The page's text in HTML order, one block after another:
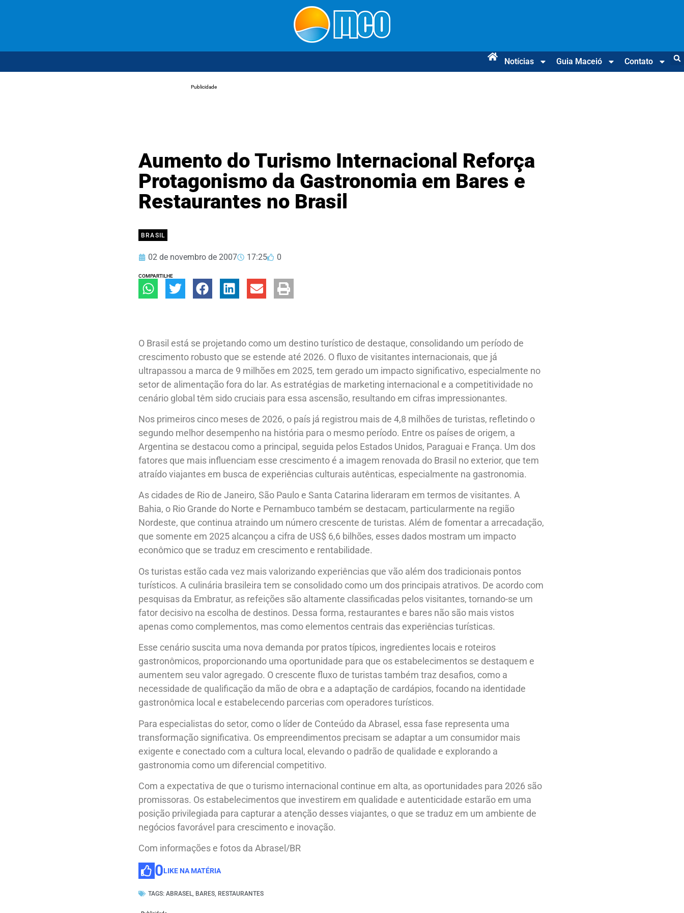
Notícias Guia Maceió Contato
Publicidade
Aumento do Turismo Internacional Reforça
Protagonismo da Gastronomia em Bares e
Restaurantes no Brasil
BRASIL
02 de novembro de 2007 17:25 0
COMPARTILHE
O Brasil está se projetando como um destino turístico de destaque, consolidando um período de
crescimento robusto que se estende até 2026. O fluxo de visitantes internacionais, que já
ultrapassou a marca de 9 milhões em 2025, tem gerado um impacto significativo, especialmente no
setor de alimentação fora do lar. As estratégias de marketing internacional e a competitividade no
cenário global têm sido cruciais para essa ascensão, resultando em cifras impressionantes.
Nos primeiros cinco meses de 2026, o país já registrou mais de 4,8 milhões de turistas, refletindo o
segundo melhor desempenho na história para o mesmo período. Entre os países de origem, a
Argentina se destacou como a principal, seguida pelos Estados Unidos, Paraguai e França. Um dos
fatores que mais influenciam esse crescimento é a imagem renovada do Brasil no exterior, que tem
atraído viajantes em busca de experiências culturais autênticas, especialmente na gastronomia.
As cidades de Rio de Janeiro, São Paulo e Santa Catarina lideraram em termos de visitantes. A
Bahia, o Rio Grande do Norte e Pernambuco também se destacam, particularmente na região
Nordeste, que continua atraindo um número crescente de turistas. Além de fomentar a arrecadação,
que somente em 2025 alcançou a cifra de US$ 6,6 bilhões, esses dados mostram um impacto
econômico que se traduz em crescimento e rentabilidade.
Os turistas estão cada vez mais valorizando experiências que vão além dos tradicionais pontos
turísticos. A culinária brasileira tem se consolidado como um dos principais atrativos. De acordo com
pesquisas da Embratur, as refeições são altamente classificadas pelos visitantes, tornando-se um
fator decisivo na escolha de destinos. Dessa forma, restaurantes e bares não são mais vistos
apenas como complementos, mas como elementos centrais das experiências turísticas.
Esse cenário suscita uma nova demanda por pratos típicos, ingredientes locais e roteiros
gastronômicos, proporcionando uma oportunidade para que os estabelecimentos se destaquem e
aumentem seu valor agregado. O crescente fluxo de turistas também traz desafios, como a
necessidade de qualificação da mão de obra e a adaptação de cardápios, focando na identidade
gastronômica local e estabelecendo parcerias com operadores turísticos.
Para especialistas do setor, como o líder de Conteúdo da Abrasel, essa fase representa uma
transformação significativa. Os empreendimentos precisam se adaptar a um consumidor mais
exigente e conectado com a cultura local, elevando o padrão de qualidade e explorando a
gastronomia como um diferencial competitivo.
Com a expectativa de que o turismo internacional continue em alta, as oportunidades para 2026 são
promissoras. Os estabelecimentos que investirem em qualidade e autenticidade estarão em uma
posição privilegiada para capturar a atenção desses viajantes, o que se traduz em um ambiente de
negócios favorável para crescimento e inovação.
Com informações e fotos da Abrasel/BR
0LIKE NA MATÉRIA
TAGS: ABRASEL BARES RESTAURANTES